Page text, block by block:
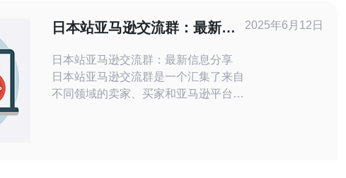
放中更具价值。 常见分类 按来源可分为
住宅IP、移动IP
日本站亚马逊交流群：最新信
日本站亚马逊交流群：最新信息分享
日本站亚马逊交流群是一个汇集了来自
不同领域的卖家、买家和亚马逊平台专
2025年6月12日